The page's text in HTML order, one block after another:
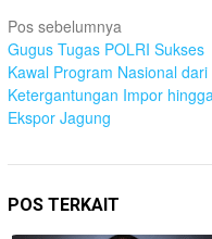
Navigasi
pos
Pos sebelumnya
Gugus Tugas POLRI Sukses
Kawal Program Nasional dari
Ketergantungan Impor hingga
Ekspor Jagung
POS TERKAIT